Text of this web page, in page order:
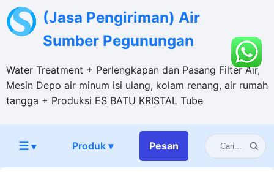
(Jasa Pengiriman) Air
Sumber Pegunungan
Water Treatment + Perlengkapan dan Pasang Filter Air,
Mesin Depo air minum isi ulang, kolam renang, air rumah
tangga + Produksi ES BATU KRISTAL Tube
☰▾ Produk ▾ Pesan